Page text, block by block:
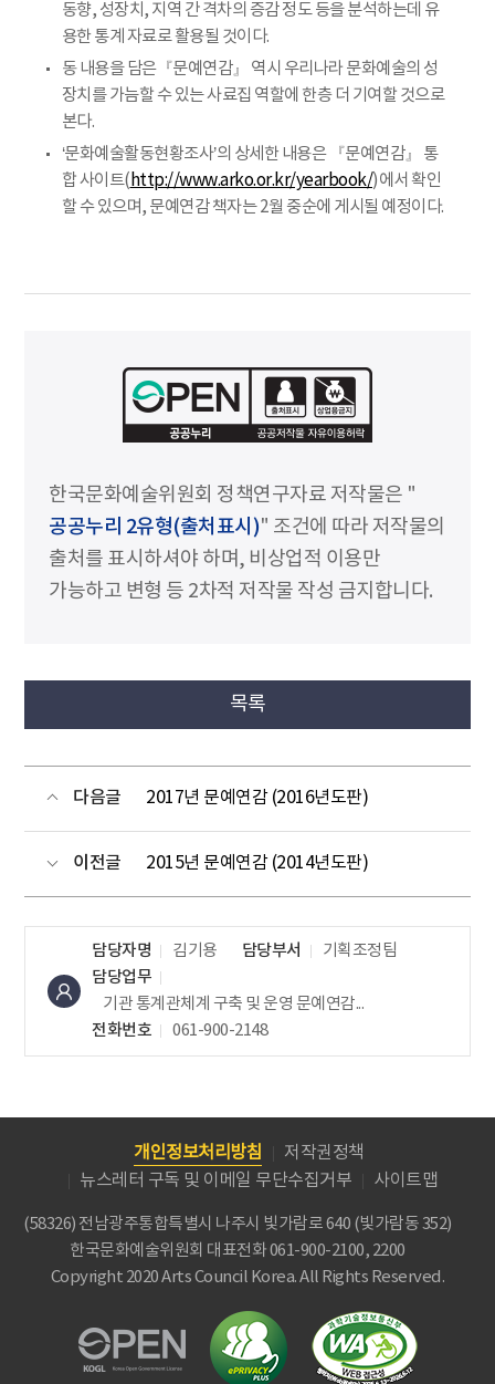
동향, 성장치, 지역 간 격차의 증감 정도 등을 분석하는데 유
용한 통계 자료로 활용될 것이다.
동 내용을 담은『문예연감』 역시 우리나라 문화예술의 성
장치를 가늠할 수 있는 사료집 역할에 한층 더 기여할 것으로
본다.
‘문화예술활동현황조사’의 상세한 내용은 『문예연감』 통
합 사이트( http://www.arko.or.kr/yearbook/)에서 확인
할 수 있으며, 문예연감 책자는 2월 중순에 게시될 예정이다.
한국문화예술위원회 정책연구자료 저작물은 "
공공누리 2유형(출처표시)" 조건에 따라 저작물의
출처를 표시하셔야 하며, 비상업적 이용만
가능하고 변형 등 2차적 저작물 작성 금지합니다.
목록
다음글 2017년 문예연감 (2016년도판)
이전글 2015년 문예연감 (2014년도판)
담당자명 김기용 담당부서
기획조정팀
담당업무
기관 통계관체계 구축 및 운영 문예연감...
전화번호
061-900-2148
개인정보처리방침
저작권정책
뉴스레터 구독 및 이메일 무단수집거부
사이트맵
(58326) 전남광주통합특별시 나주시 빛가람로 640 (빛가람동 352)
한국문화예술위원회 대표전화 061-900-2100, 2200
Copyright 2020 Arts Council Korea. All Rights Reserved.